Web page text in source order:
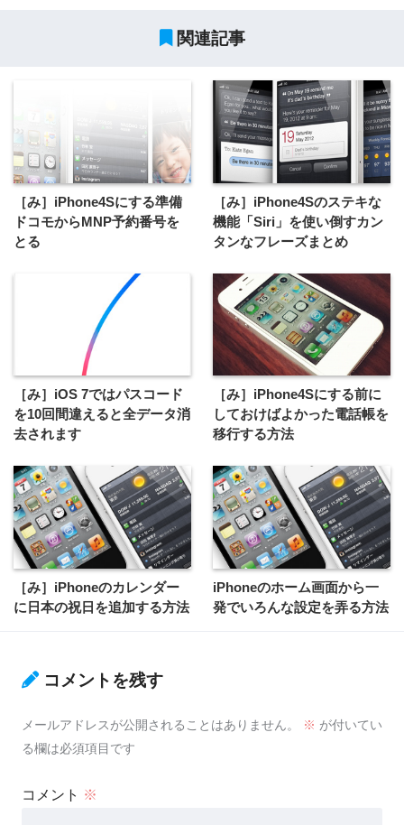
関連記事
［み］iPhone4Sにする準備
ドコモからMNP予約番号を
とる
［み］iPhone4Sのステキな
機能「Siri」を使い倒すカン
タンなフレーズまとめ
［み］iOS 7ではパスコード
を10回間違えると全データ消
去されます
［み］iPhone4Sにする前に
しておけばよかった電話帳を
移行する方法
［み］iPhoneのカレンダー
に日本の祝日を追加する方法
iPhoneのホーム画面から一
発でいろんな設定を弄る方法
コメントを残す
メールアドレスが公開されることはありません。 ※ が付いてい
る欄は必須項目です
コメント ※